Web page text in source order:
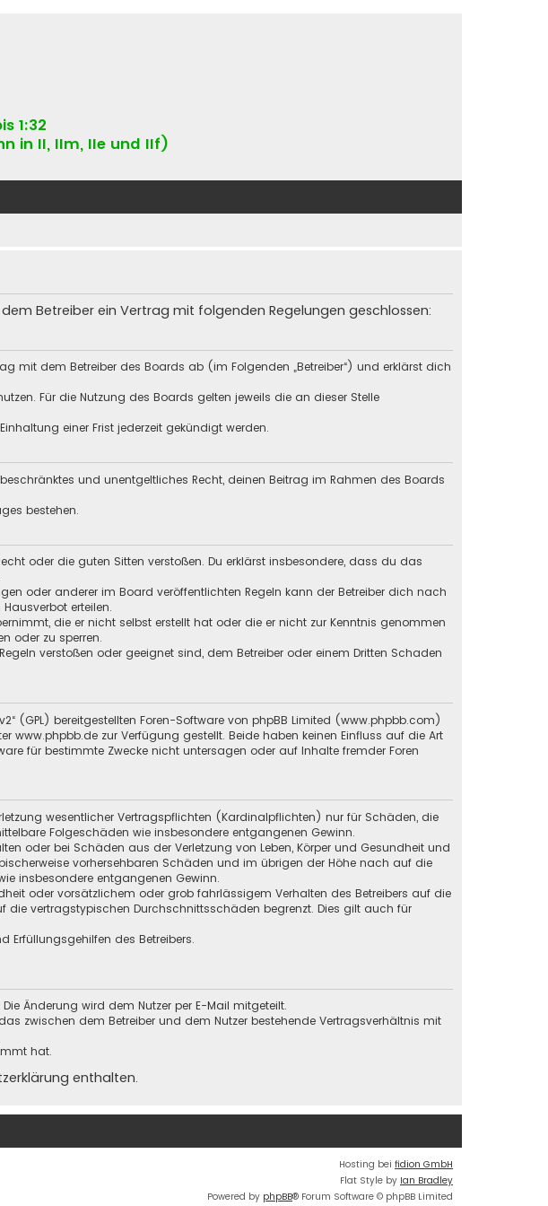
1:32
in II, IIm, IIe und IIf)
Betreiber ein Vertrag mit folgenden Regelungen geschlossen:
mit dem Betreiber des Boards ab (im Folgenden „Betreiber“) und erklärst dich
Für die Nutzung des Boards gelten jeweils die an dieser Stelle
einer Frist jederzeit gekündigt werden.
und unentgeltliches Recht, deinen Beitrag im Rahmen des Boards
bestehen.
oder die guten Sitten verstoßen. Du erklärst insbesondere, dass du das
oder anderer im Board veröffentlichten Regeln kann der Betreiber dich nach
erteilen.
die er nicht selbst erstellt hat oder die er nicht zur Kenntnis genommen
oder zu sperren.
verstoßen oder geeignet sind, dem Betreiber oder einem Dritten Schaden
“ (GPL) bereitgestellten Foren-Software von phpBB Limited (www.phpbb.com)
zur Verfügung gestellt. Beide haben keinen Einfluss auf die Art
für bestimmte Zwecke nicht untersagen oder auf Inhalte fremder Foren
wesentlicher Vertragspflichten (Kardinalpflichten) nur für Schäden, die
Folgeschäden wie insbesondere entgangenen Gewinn.
oder bei Schäden aus der Verletzung von Leben, Körper und Gesundheit und
vorhersehbaren Schäden und im übrigen der Höhe nach auf die
insbesondere entgangenen Gewinn.
oder vorsätzlichem oder grob fahrlässigem Verhalten des Betreibers auf die
vertragstypischen Durchschnittsschäden begrenzt. Dies gilt auch für
des Betreibers.
Änderung wird dem Nutzer per E-Mail mitgeteilt.
zwischen dem Betreiber und dem Nutzer bestehende Vertragsverhältnis mit
hat.
enthalten.
Hosting bei fidion GmbH
Flat Style by Ian Bradley
Powered by phpBB® Forum Software © phpBB Limited